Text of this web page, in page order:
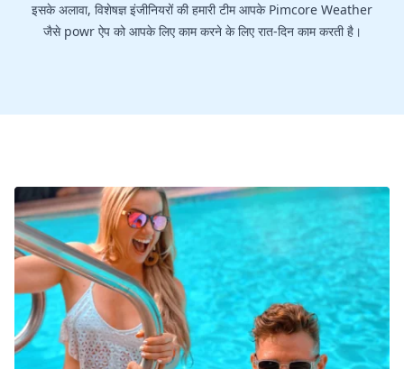
इसके अलावा, विशेषज्ञ इंजीनियरों की हमारी टीम आपके Pimcore Weather
जैसे powr ऐप को आपके लिए काम करने के लिए रात-दिन काम करती है।